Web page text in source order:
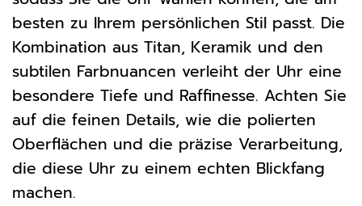
besten zu Ihrem persönlichen Stil passt. Die
Kombination aus Titan, Keramik und den
subtilen Farbnuancen verleiht der Uhr eine
besondere Tiefe und Raffinesse. Achten Sie
auf die feinen Details, wie die polierten
Oberflächen und die präzise Verarbeitung,
die diese Uhr zu einem echten Blickfang
machen.